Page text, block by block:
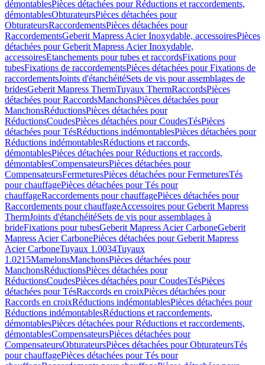
démontablesPièces détachées pour Réductions et raccordements,
démontablesObturateursPièces détachées pour
ObturateursRaccordementsPièces détachées pour
RaccordementsGeberit Mapress Acier Inoxydable, accessoiresPièces
détachées pour Geberit Mapress Acier Inoxydable,
accessoiresEtanchements pour tubes et raccordsFixations pour
tubesFixations de raccordementsPièces détachées pour Fixations de
raccordementsJoints d'étanchéitéSets de vis pour assemblages de
bridesGeberit Mapress ThermTuyaux ThermRaccordsPièces
détachées pour RaccordsManchonsPièces détachées pour
ManchonsRéductionsPièces détachées pour
RéductionsCoudesPièces détachées pour CoudesTésPièces
détachées pour TésRéductions indémontablesPièces détachées pour
Réductions indémontablesRéductions et raccords,
démontablesPièces détachées pour Réductions et raccords,
démontablesCompensateursPièces détachées pour
CompensateursFermeturesPièces détachées pour FermeturesTés
pour chauffagePièces détachées pour Tés pour
chauffageRaccordements pour chauffagePièces détachées pour
Raccordements pour chauffageAccessoires pour Geberit Mapress
ThermJoints d'étanchéitéSets de vis pour assemblages à
brideFixations pour tubesGeberit Mapress Acier CarboneGeberit
Mapress Acier CarbonePièces détachées pour Geberit Mapress
Acier CarboneTuyaux 1.0034Tuyaux
1.0215MamelonsManchonsPièces détachées pour
ManchonsRéductionsPièces détachées pour
RéductionsCoudesPièces détachées pour CoudesTésPièces
détachées pour TésRaccords en croixPièces détachées pour
Raccords en croixRéductions indémontablesPièces détachées pour
Réductions indémontablesRéductions et raccordements,
démontablesPièces détachées pour Réductions et raccordements,
démontablesCompensateursPièces détachées pour
CompensateursObturateursPièces détachées pour ObturateursTés
pour chauffagePièces détachées pour Tés pour